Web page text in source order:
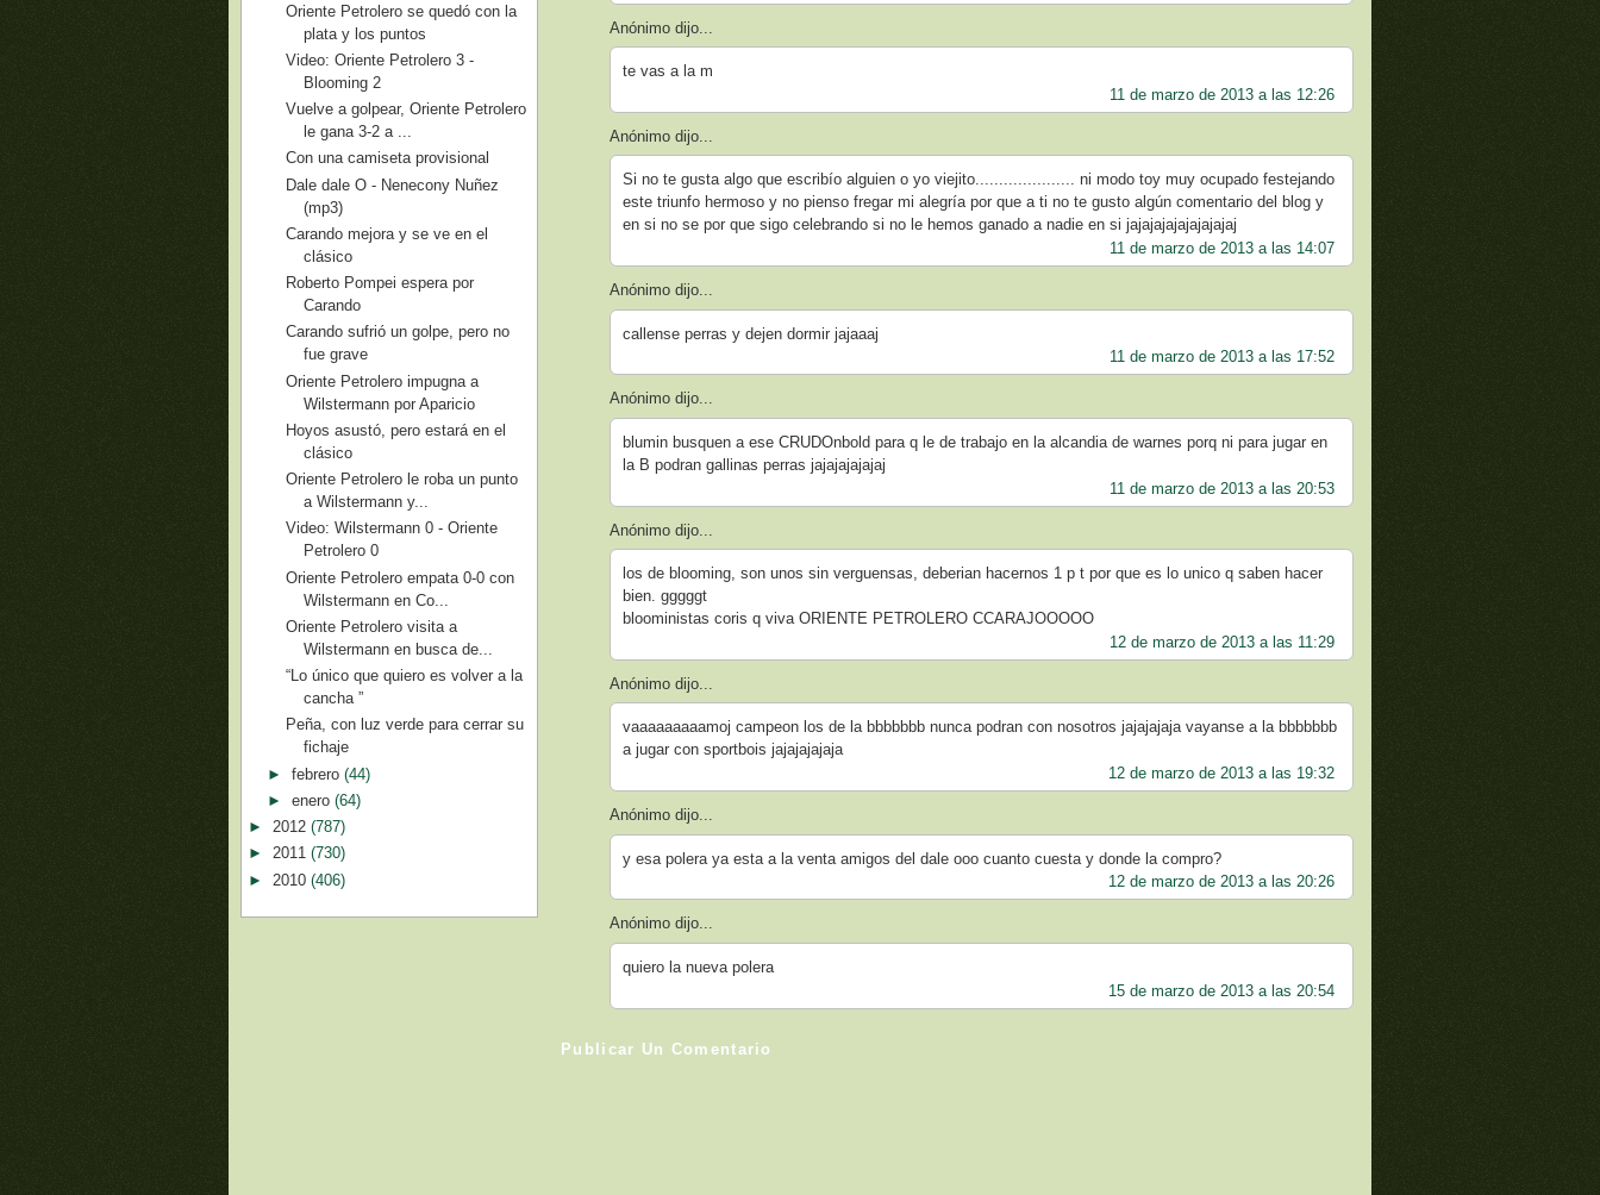
Anónimo dijo...
te vas a la m
11 de marzo de 2013 a las 12:26
Anónimo dijo...
Si no te gusta algo que escribío alguien o yo viejito..................... ni modo toy muy ocupado festejando
este triunfo hermoso y no pienso fregar mi alegría por que a ti no te gusto algún comentario del blog y
en si no se por que sigo celebrando si no le hemos ganado a nadie en si jajajajajajajajajaj
11 de marzo de 2013 a las 14:07
Anónimo dijo...
callense perras y dejen dormir jajaaaj
11 de marzo de 2013 a las 17:52
Anónimo dijo...
blumin busquen a ese CRUDOnbold para q le de trabajo en la alcandia de warnes porq ni para jugar en
la B podran gallinas perras jajajajajajaj
11 de marzo de 2013 a las 20:53
Anónimo dijo...
los de blooming, son unos sin verguensas, deberian hacernos 1 p t por que es lo unico q saben hacer
bien. gggggt
blooministas coris q viva ORIENTE PETROLERO CCARAJOOOOO
12 de marzo de 2013 a las 11:29
Anónimo dijo...
vaaaaaaaaamoj campeon los de la bbbbbbb nunca podran con nosotros jajajajaja vayanse a la bbbbbbb
a jugar con sportbois jajajajajaja
12 de marzo de 2013 a las 19:32
Anónimo dijo...
y esa polera ya esta a la venta amigos del dale ooo cuanto cuesta y donde la compro?
12 de marzo de 2013 a las 20:26
Anónimo dijo...
quiero la nueva polera
15 de marzo de 2013 a las 20:54
Publicar Un Comentario
Oriente Petrolero se quedó con la
plata y los puntos
Video: Oriente Petrolero 3 -
Blooming 2
Vuelve a golpear, Oriente Petrolero
le gana 3-2 a ...
Con una camiseta provisional
Dale dale O - Nenecony Nuñez
(mp3)
Carando mejora y se ve en el
clásico
Roberto Pompei espera por
Carando
Carando sufrió un golpe, pero no
fue grave
Oriente Petrolero impugna a
Wilstermann por Aparicio
Hoyos asustó, pero estará en el
clásico
Oriente Petrolero le roba un punto
a Wilstermann y...
Video: Wilstermann 0 - Oriente
Petrolero 0
Oriente Petrolero empata 0-0 con
Wilstermann en Co...
Oriente Petrolero visita a
Wilstermann en busca de...
“Lo único que quiero es volver a la
cancha ”
Peña, con luz verde para cerrar su
fichaje
► febrero (44)
► enero (64)
► 2012 (787)
► 2011 (730)
► 2010 (406)